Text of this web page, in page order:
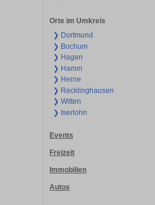
Orte im Umkreis
❯ Dortmund
❯ Bochum
❯ Hagen
❯ Hamm
❯ Herne
❯ Recklinghausen
❯ Witten
❯ Iserlohn
Events
Freizeit
Immobilien
Autos